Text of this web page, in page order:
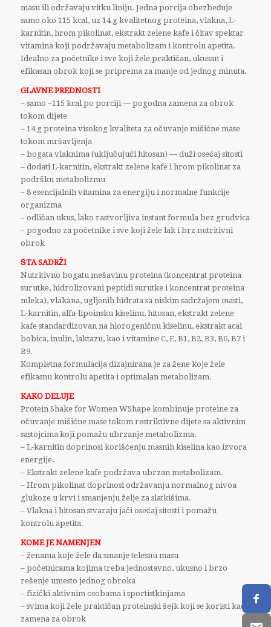
masu ili održavaju vitku liniju. Jedna porcija obezbeđuje
samo oko 115 kcal, uz 14 g kvalitetnog proteina, vlakna, L-
karnitin, hrom pikolinat, ekstrakt zelene kafe i čitav spektar
vitamina koji podržavaju metabolizam i kontrolu apetita.
Idealno za početnike i sve koji žele praktičan, ukusan i
efikasan obrok koji se priprema za manje od jednog minuta.
GLAVNE PREDNOSTI
– samo ~115 kcal po porciji — pogodna zamena za obrok
tokom dijete
– 14 g proteina visokog kvaliteta za očuvanje mišićne mase
tokom mršavljenja
– bogata vlaknima (uključujući hitosan) — duži osećaj sitosti
– dodati L-karnitin, ekstrakt zelene kafe i hrom pikolinat za
podršku metabolizmu
– 8 esencijalnih vitamina za energiju i normalne funkcije
organizma
– odličan ukus, lako rastvorljiva instantformula bez grudvica
– pogodno za početnike i sve koji žele lak i brz nutritivni
obrok
ŠTA SADRŽI
Nutritivno bogatu mešavinu proteina (koncentrat proteina
surutke, hidrolizovani peptidi surutke i koncentrat proteina
mleka), vlakana, ugljenih hidrata sa niskim sadržajem masti,
L-karnitin, alfa-lipoinsku kiselinu, hitosan, ekstrakt zelene
kafe standardizovan na hlorogeničnu kiselinu, ekstrakt acai
bobica, inulin, laktazu, kao i vitamine C, E, B1, B2, B3, B6, B7 i
B9.
Kompletna formulacija dizajnirana je za žene koje žele
efikasnu kontrolu apetita i optimalan metabolizam.
KAKO DELUJE
Protein Shake for Women WShapekombinuje proteine za
očuvanje mišićne mase tokom restriktivne dijete sa aktivnim
sastojcima koji pomažu ubrzanje metabolizma.
– L-karnitin doprinosi korišćenju masnih kiselina kao izvora
energije.
– Ekstrakt zelene kafe podržava ubrzan metabolizam.
– Hrom pikolinat doprinosi održavanju normalnog nivoa
glukoze u krvi i smanjenju želje za slatkišima.
– Vlakna i hitosan stvaraju jači osećaj sitosti i pomažu
kontrolu apetita.
KOME JE NAMENJEN
– ženama koje žele da smanje telesnu masu
– početnicama kojima treba jednostavno, ukusno i brzo
rešenje umesto jednog obroka
– fizički aktivnim osobama i sportistkinjama
– svima koji žele praktičan proteinski šejk koji se koristi kao
zamena za obrok